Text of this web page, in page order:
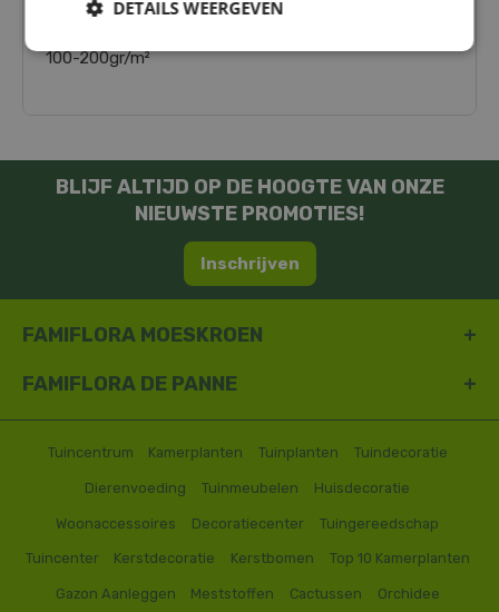
100-200gr/m²
BLIJF ALTIJD OP DE HOOGTE VAN ONZE
NIEUWSTE PROMOTIES!
Inschrijven
FAMIFLORA MOESKROEN
FAMIFLORA DE PANNE
Tuincentrum Kamerplanten Tuinplanten Tuindecoratie
Dierenvoeding Tuinmeubelen Huisdecoratie
Woonaccessoires Decoratiecenter Tuingereedschap
Tuincenter Kerstdecoratie Kerstbomen Top 10 Kamerplanten
Gazon Aanleggen Meststoffen Cactussen Orchidee
DETAILS WEERGEVEN